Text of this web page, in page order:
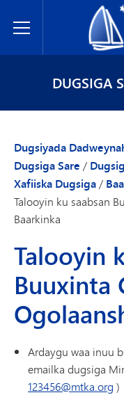
Toggle Menu
Dugsiyada
DUGSIGA
Dugsiyada
Dugsiga Sare /
Xafiiska Dugsiga/
Talooyin ku saabsan
Baarkinka
Talooyin
Buuxinta
Ardaygu waa inuu
emailka dugsiga
123456@mtka.org )